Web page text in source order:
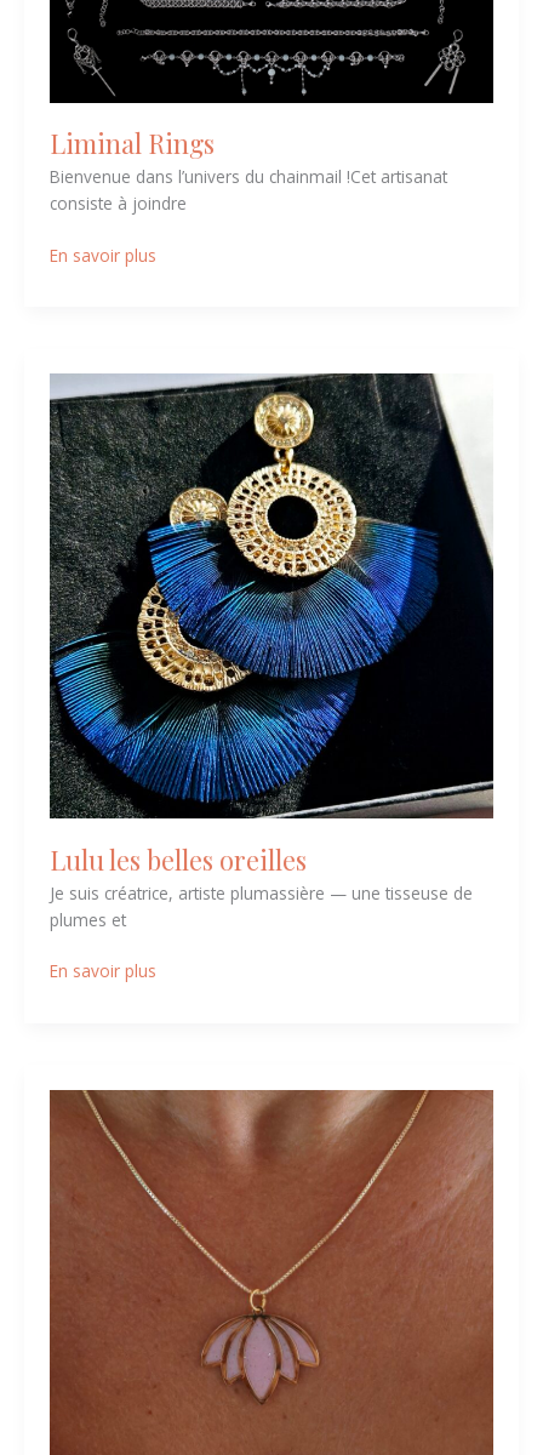
Liminal Rings
Bienvenue dans l’univers du chainmail !Cet artisanat
consiste à joindre
En savoir plus
Lulu les belles oreilles
Je suis créatrice, artiste plumassière — une tisseuse de
plumes et
les
belles
oreilles
En savoir plus
M’Créative